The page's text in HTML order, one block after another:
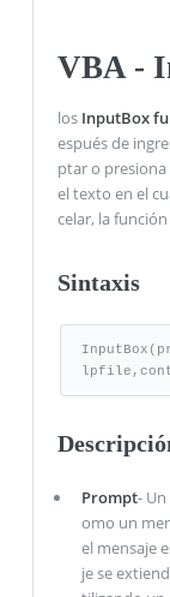
VBA -
los InputBox
espués de
ptar o presiona
el texto en el
celar, la
Sintaxis
Prompt-
omo un
el mensaje
je se